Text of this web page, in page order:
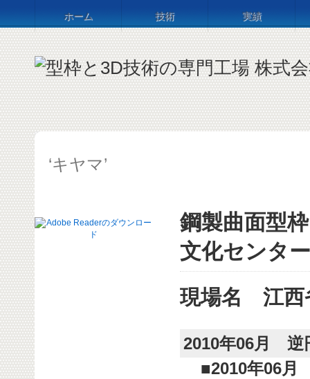
ホーム 技術 実績
‘キヤマ’
鋼製曲面型
文化センター
現場名 江西
2010年06月 逆
■2010年06月